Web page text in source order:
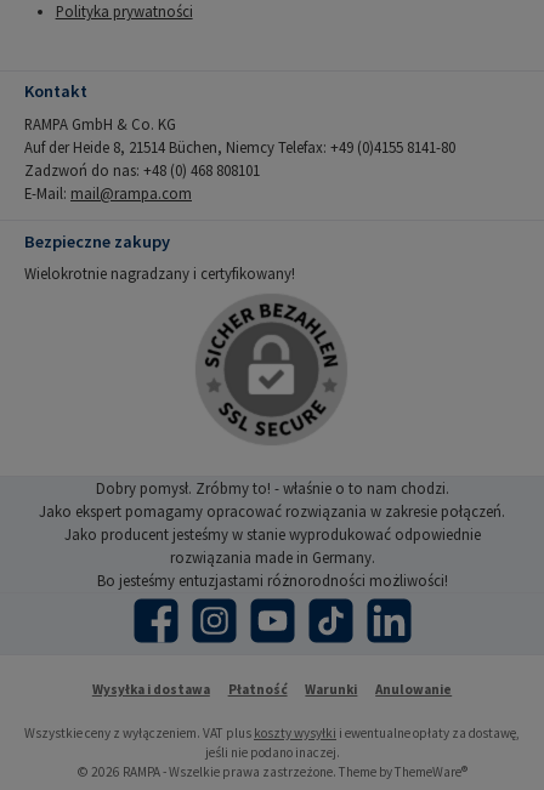
Polityka prywatności
Kontakt
RAMPA GmbH & Co. KG
Auf der Heide 8, 21514 Büchen, Niemcy Telefax: +49 (0)4155 8141-80
Zadzwoń do nas: +48 (0) 468 808101
E-Mail: mail@rampa.com
Bezpieczne zakupy
Wielokrotnie nagradzany i certyfikowany!
Dobry pomysł. Zróbmy to! - właśnie o to nam chodzi.
Jako ekspert pomagamy opracować rozwiązania w zakresie połączeń.
Jako producent jesteśmy w stanie wyprodukować odpowiednie
rozwiązania made in Germany.
Bo jesteśmy entuzjastami różnorodności możliwości!
Facebook Instagram YouTube TikTok LinkedIn
Wysyłka i dostawa Płatność Warunki Anulowanie
Wszystkie ceny z wyłączeniem. VAT plus koszty wysyłki i ewentualne opłaty za dostawę,
jeśli nie podano inaczej.
© 2026 RAMPA - Wszelkie prawa zastrzeżone. Theme byThemeWare®